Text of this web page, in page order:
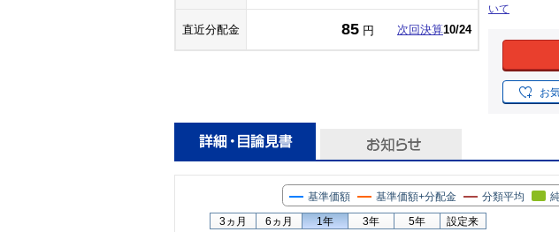
直近分配金 85 円 次回決算10/24
いて
お
基準価額 基準価額+分配金 分類平均
3ヵ月 6ヵ月 1年 3年 5年 設定来